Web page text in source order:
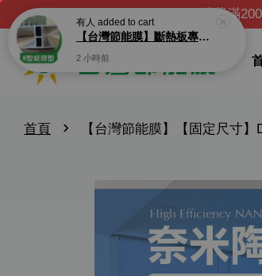
消費滿
首頁 › 【台灣節能膜】【固定尺寸
有人 added to cart
【台灣節能膜】斷熱板專用鋁條 五金配件
2 小時前